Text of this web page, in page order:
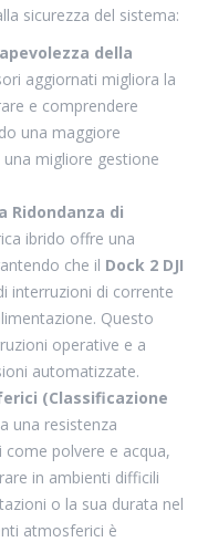
sicurezza del sistema:
della
aggiornati migliora la
e comprendere
una maggiore
migliore gestione
Ridondanza di
ibrido offre una
che il Dock 2 DJI
interruzioni di corrente
Questo
operative e a
automatizzate.
(Classificazione
una resistenza
polvere e acqua,
in ambienti difficili
o la sua durata nel
atmosferici è